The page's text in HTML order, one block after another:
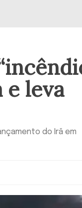
e leva
do Irã em